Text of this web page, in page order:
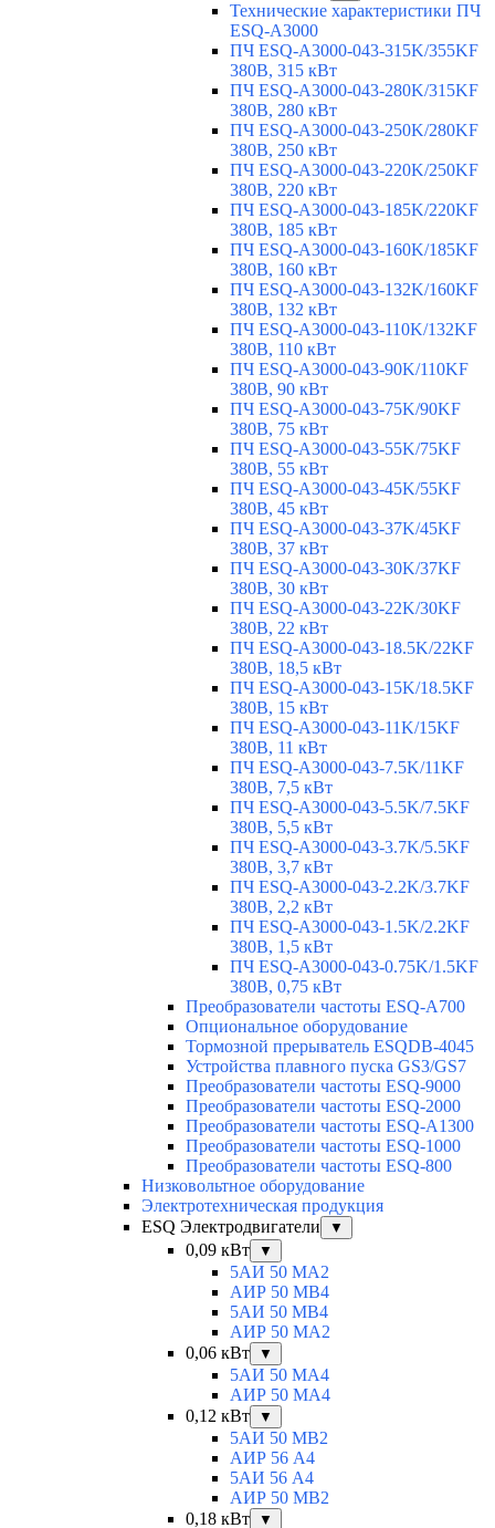
Технические характеристики ПЧ
ESQ-A3000
ПЧ ESQ-A3000-043-315K/355KF
380В, 315 кВт
ПЧ ESQ-A3000-043-280K/315KF
380В, 280 кВт
ПЧ ESQ-A3000-043-250K/280KF
380В, 250 кВт
ПЧ ESQ-A3000-043-220K/250KF
380В, 220 кВт
ПЧ ESQ-A3000-043-185K/220KF
380В, 185 кВт
ПЧ ESQ-A3000-043-160K/185KF
380В, 160 кВт
ПЧ ESQ-A3000-043-132K/160KF
380В, 132 кВт
ПЧ ESQ-A3000-043-110K/132KF
380В, 110 кВт
ПЧ ESQ-A3000-043-90K/110KF
380В, 90 кВт
ПЧ ESQ-A3000-043-75K/90KF
380В, 75 кВт
ПЧ ESQ-A3000-043-55K/75KF
380В, 55 кВт
ПЧ ESQ-A3000-043-45K/55KF
380В, 45 кВт
ПЧ ESQ-A3000-043-37K/45KF
380В, 37 кВт
ПЧ ESQ-A3000-043-30K/37KF
380В, 30 кВт
ПЧ ESQ-A3000-043-22K/30KF
380В, 22 кВт
ПЧ ESQ-A3000-043-18.5K/22KF
380В, 18,5 кВт
ПЧ ESQ-A3000-043-15K/18.5KF
380В, 15 кВт
ПЧ ESQ-A3000-043-11K/15KF
380В, 11 кВт
ПЧ ESQ-A3000-043-7.5K/11KF
380В, 7,5 кВт
ПЧ ESQ-A3000-043-5.5K/7.5KF
380В, 5,5 кВт
ПЧ ESQ-A3000-043-3.7K/5.5KF
380В, 3,7 кВт
ПЧ ESQ-A3000-043-2.2K/3.7KF
380В, 2,2 кВт
ПЧ ESQ-A3000-043-1.5K/2.2KF
380В, 1,5 кВт
ПЧ ESQ-A3000-043-0.75K/1.5KF
380В, 0,75 кВт
Преобразователи частоты ESQ-A700
Опциональное оборудование
Тормозной прерыватель ESQDB-4045
Устройства плавного пуска GS3/GS7
Преобразователи частоты ESQ-9000
Преобразователи частоты ESQ-2000
Преобразователи частоты ESQ-A1300
Преобразователи частоты ESQ-1000
Преобразователи частоты ESQ-800
Низковольтное оборудование
Электротехническая продукция
ESQ Электродвигатели
▼
0,09 кВт ▼
5АИ 50 МА2
АИР 50 МВ4
5АИ 50 МB4
АИР 50 МА2
0,06 кВт
▼
5АИ 50 МА4
АИР 50 MA4
0,12 кВт
▼
5АИ 50 МB2
АИР 56 А4
5АИ 56 A4
АИР 50 МВ2
0,18 кВт
▼